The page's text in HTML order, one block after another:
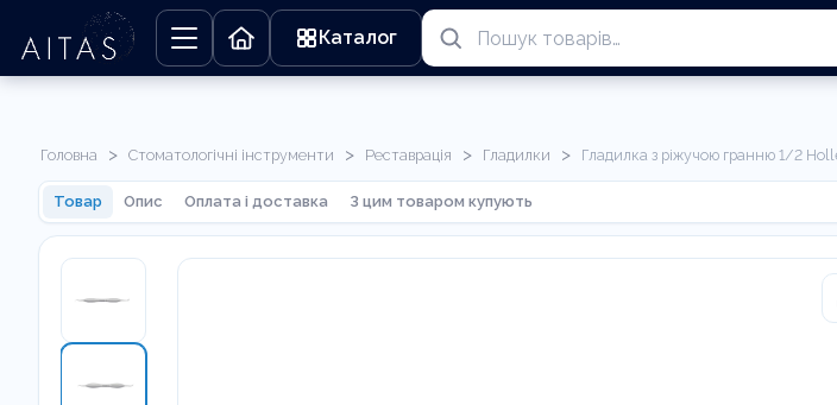
Каталог
Головна > Стоматологічні інструменти > Реставрація > Гладилки > Гладилка з ріжучою гранню 1/2
Товар Опис Оплата і доставка З цим товаром купують